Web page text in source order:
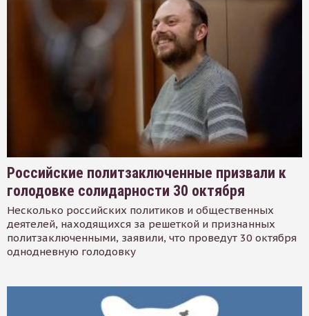
Российские политзаключенные призвали к
голодовке солидарности 30 октября
Несколько российских политиков и общественных
деятелей, находящихся за решеткой и признанных
политзаключенными, заявили, что проведут 30 октября
однодневную голодовку